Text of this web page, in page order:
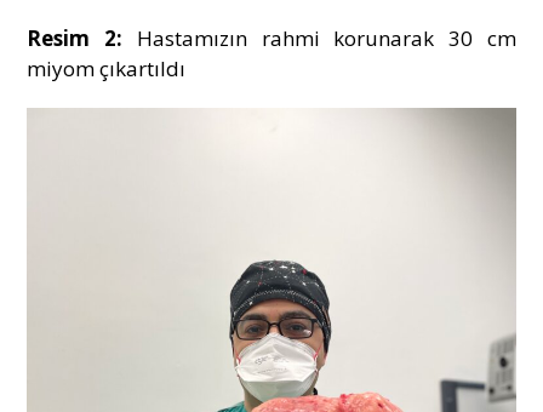
Resim 2: Hastamızın rahmi korunarak 30 cm
miyom çıkartıldı